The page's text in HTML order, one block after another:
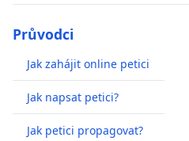
Průvodci
Jak zahájit online petici
Jak napsat petici?
Jak petici propagovat?